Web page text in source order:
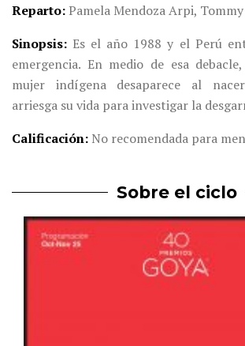
Reparto Pamela Mendoza Arpi,
Sinopsis Es el año 1988 y el Perú
emergencia. En medio de esa
mujer indígena desaparece al
arriesga su vida para investigar la
Calificación No recomendada para
Sobre el ciclo